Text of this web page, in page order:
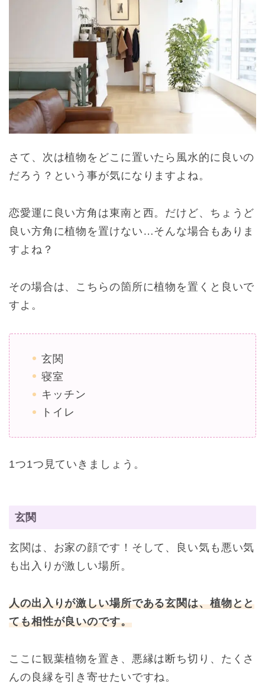
さて、次は植物をどこに置いたら風水的に良いの
だろう？という事が気になりますよね。
恋愛運に良い方角は東南と西。だけど、ちょうど
良い方角に植物を置けない…そんな場合もありま
すよね？
その場合は、こちらの箇所に植物を置くと良いで
すよ。
玄関
寝室
キッチン
トイレ
1つ1つ見ていきましょう。
玄関
玄関は、お家の顔です！そして、良い気も悪い気
も出入りが激しい場所。
人の出入りが激しい場所である玄関は、植物とと
ても相性が良いのです。
ここに観葉植物を置き、悪縁は断ち切り、たくさ
んの良縁を引き寄せたいですね。